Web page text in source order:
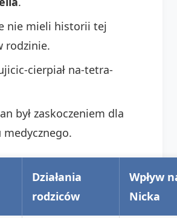
nie mieli historii tej
rodzinie.
cierpiał na-tetra-
był zaskoczeniem dla
Działania
rodziców
Wpływ
Nicka